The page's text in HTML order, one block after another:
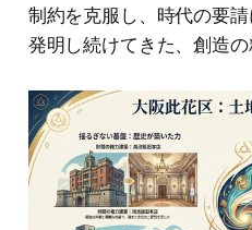
制約を克服し、時代の要
発明し続けてきた、創造の